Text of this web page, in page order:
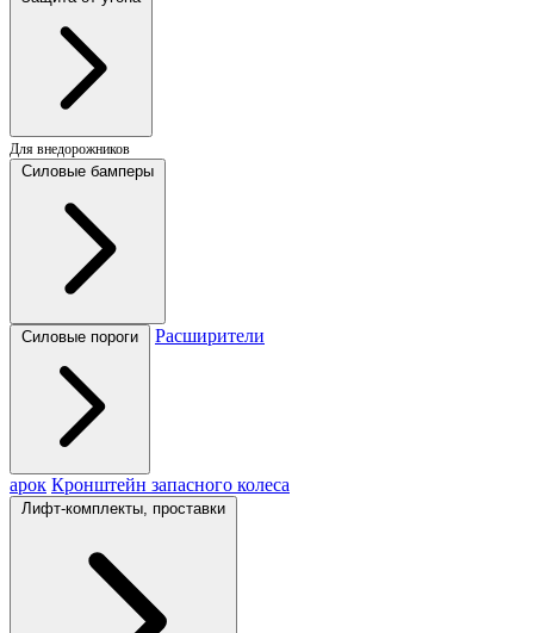
Для внедорожников
Силовые бамперы
Силовые пороги Расширители
арок Кронштейн запасного колеса
Лифт-комплекты, проставки